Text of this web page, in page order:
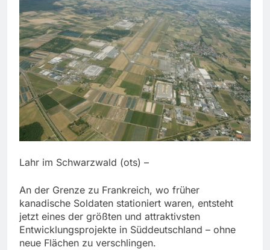
Lahr im Schwarzwald (ots) –
An der Grenze zu Frankreich, wo früher
kanadische Soldaten stationiert waren, entsteht
jetzt eines der größten und attraktivsten
Entwicklungsprojekte in Süddeutschland – ohne
neue Flächen zu verschlingen.